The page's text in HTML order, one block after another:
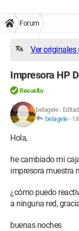
Forum
Ver originales
Impresora HP
Resuelto
belagele-
belagele-
Hola,
he cambiado mi
impresora muestra
¿cómo puedo
a ninguna red,
buenas noches